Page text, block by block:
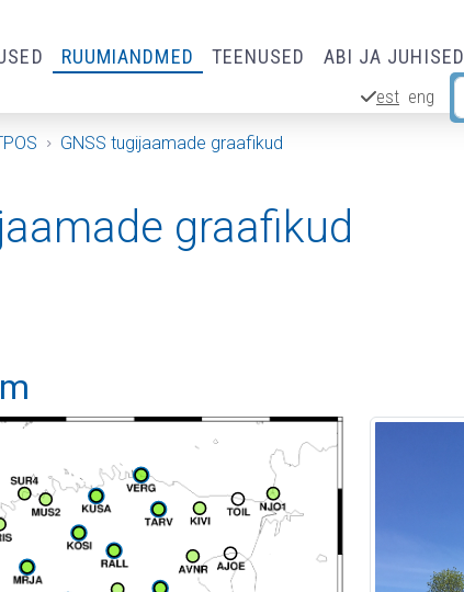
RUUMIANDMED TEENUSED ABI JA JUHISED
est eng
GNSS tugijaamade graafikud
graafikud